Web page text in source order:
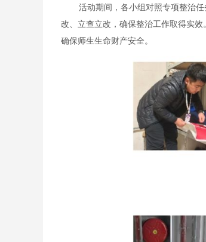
活动期间，各小组对照专项整治
改、立查立改，确保整治工作取得实
确保师生生命财产安全。